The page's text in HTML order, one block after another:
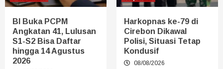
BI Buka PCPM
Angkatan 41, Lulusan
S1-S2 Bisa Daftar
hingga 14 Agustus
2026
Harkopnas ke-79 di
Cirebon Dikawal
Polisi, Situasi Tetap
Kondusif
08/08/2026